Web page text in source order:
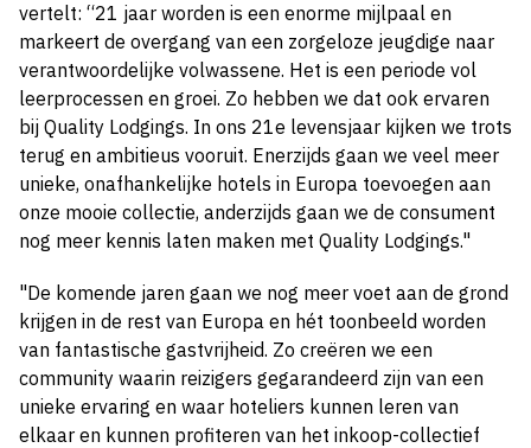
vertelt: “21 jaar worden is een enorme mijlpaal en
markeert de overgang van een zorgeloze jeugdige naar
verantwoordelijke volwassene. Het is een periode vol
leerprocessen en groei. Zo hebben we dat ook ervaren
bij Quality Lodgings. In ons 21e levensjaar kijken we trots
terug en ambitieus vooruit. Enerzijds gaan we veel meer
unieke, onafhankelijke hotels in Europa toevoegen aan
onze mooie collectie, anderzijds gaan we de consument
nog meer kennis laten maken met Quality Lodgings."
"De komende jaren gaan we nog meer voet aan de grond
krijgen in de rest van Europa en hét toonbeeld worden
van fantastische gastvrijheid. Zo creëren we een
community waarin reizigers gegarandeerd zijn van een
unieke ervaring en waar hoteliers kunnen leren van
elkaar en kunnen profiteren van het inkoop-collectief